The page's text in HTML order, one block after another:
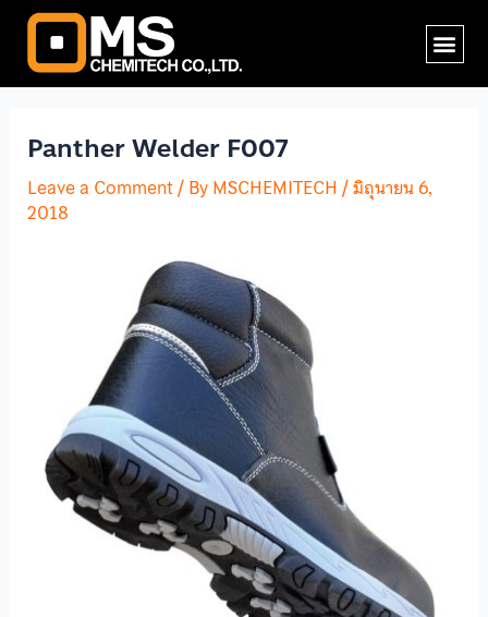
Skip
content
Panther Welder F007
Leave a Comment/ ByMSCHEMITECH /มิถุนายน 6,
2018
Post
navigation